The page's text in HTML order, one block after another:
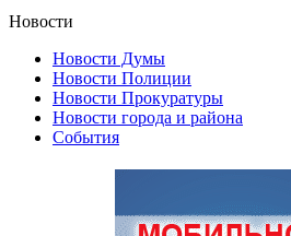
Новости
Новости Думы
Новости Полиции
Новости Прокуратуры
Новости города и района
События